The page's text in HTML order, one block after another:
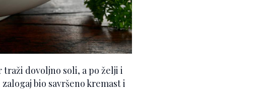
traži dovoljno soli, a po želji i
bio savršeno kremast i